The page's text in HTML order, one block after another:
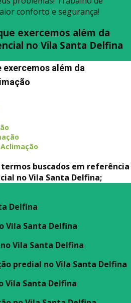
conforto e segurança!
exercemos além da
no Vila Santa Delfina
além da
buscados em referência
no Vila Santa Delfina;
Delfina
Vila Santa Delfina
Vila Santa Delfina
predial no Vila Santa Delfina
Vila Santa Delfina